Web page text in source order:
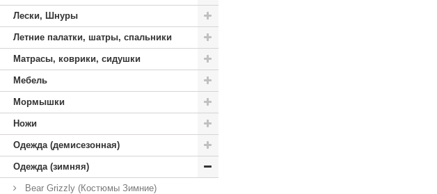
Лески, Шнуры
Летние палатки, шатры, спальники
Матрасы, коврики, сидушки
Мебель
Мормышки
Ножи
Одежда (демисезонная)
Одежда (зимняя)
Bear Grizzly (Костюмы Зимние)